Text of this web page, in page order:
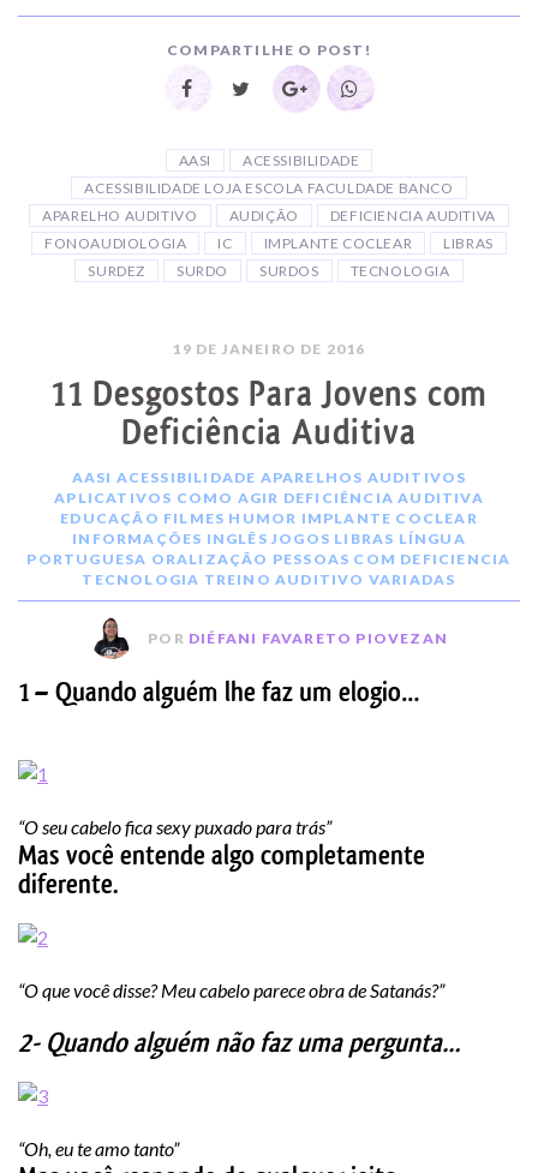
COMPARTILHE O POST!
AASI
ACESSIBILIDADE
ACESSIBILIDADE LOJA ESCOLA FACULDADE BANCO
APARELHO AUDITIVO
AUDIÇÃO
DEFICIENCIA AUDITIVA
FONOAUDIOLOGIA
IC IMPLANTE COCLEAR
LIBRAS
SURDEZ
SURDO SURDOS TECNOLOGIA
19 DE JANEIRO DE 2016
11 Desgostos Para Jovens com
Deficiência Auditiva
AASI ACESSIBILIDADE APARELHOS AUDITIVOS
APLICATIVOS COMO AGIR DEFICIÊNCIA AUDITIVA
EDUCAÇÃO FILMES HUMOR IMPLANTE COCLEAR
INFORMAÇÕES INGLÊS JOGOS LIBRAS LÍNGUA
PORTUGUESA ORALIZAÇÃO PESSOAS COM DEFICIENCIA
TECNOLOGIA TREINO AUDITIVO VARIADAS
POR DIÉFANI FAVARETO PIOVEZAN
1 – Quando alguém lhe faz um elogio…
“O seu cabelo fica sexy puxado para trás”
Mas você entende algo completamente
diferente.
“O que você disse? Meu cabelo parece obra de Satanás?”
2- Quando alguém não faz uma pergunta…
“Oh, eu te amo tanto”